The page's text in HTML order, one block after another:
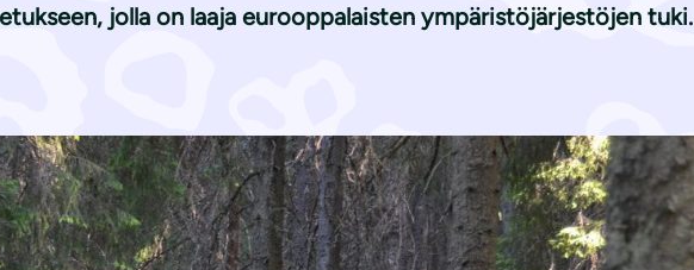
jolla on laaja eurooppalaisten ympäristöjärjestöjen tuki.